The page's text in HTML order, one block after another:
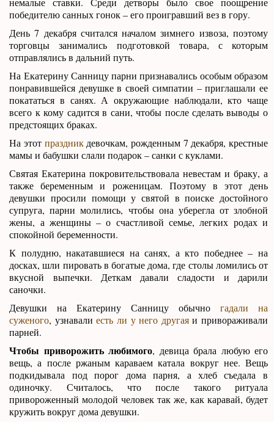
победителю санных гонок – его проигравший вез в гору.
День 7 декабря считался началом зимнего извоза, поэтому
торговцы занимались подготовкой товара, с которым
отправлялись в дальний путь.
На Екатерину Санницу парни признавались особым образом
понравившейся девушке в своей симпатии – приглашали ее
покататься в санях. А окружающие наблюдали, кто чаще
всего к кому садится в сани, чтобы после сделать выводы о
предстоящих браках.
На этот праздникдевочкам, рожденным 7 декабря, крестные
мамы и бабушки слали подарок – санки с куклами.
Святая Екатерина покровительствовала невестам и браку, а
также беременным и роженицам. Поэтому в этот день
девушки просили помощи у святой в поиске достойного
супруга, парни молились, чтобы она уберегла от злобной
жены, а женщины – о счастливой семье, легких родах и
спокойной беременности.
К полудню, накатавшиеся на санях, а кто победнее – на
досках, шли пировать в богатые дома, где столы ломились от
вкусной выпечки. Деткам давали сладости и дарили
саночки.
Девушки на Екатерину Санницу обычно гадали на
суженого, узнавалиесть ли у него другаяи привораживали
парней.
Чтобы приворожить любимого, девица брала любую его
вещь, а после ржаным караваем катала вокруг нее. Вещь
подкидывала под порог дома парня, а хлеб съедала в
одиночку. Считалось, что после такого ритуала
привороженный молодой человек так же, как каравай, будет
кружить вокруг дома девушки.